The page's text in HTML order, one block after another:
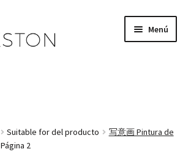
Menú
menú
Suitable for del producto
写意画 Pintura de
Página 2